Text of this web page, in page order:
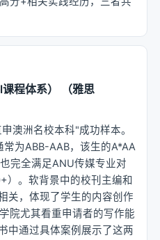
程体系） （雅思
澳洲名校本科"成功样本。
为ABB-AAB，该生的A*AA
完全满足ANU传媒专业对
）。软背景中的校刊主编和
关，体现了学生的内容创作
院尤其看重申请者的写作能
中通过具体案例展示了这两